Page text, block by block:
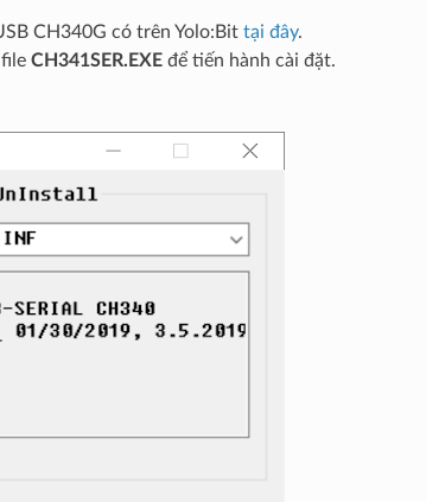
CH340G có trên Yolo:Bit tại đây.
CH341SER.EXEđể tiến hành cài đặt.